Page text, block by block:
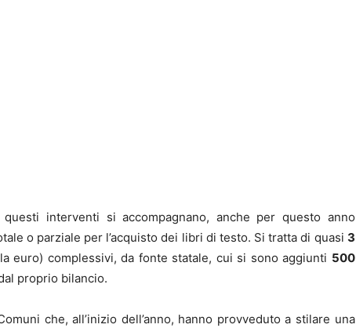
interventi si accompagnano, anche per questo anno
o parziale per l’acquisto dei libri di testo. Si tratta di quasi 3
euro) complessivi, da fonte statale, cui si sono aggiunti 500
proprio bilancio.
che, all’inizio dell’anno, hanno provveduto a stilare una